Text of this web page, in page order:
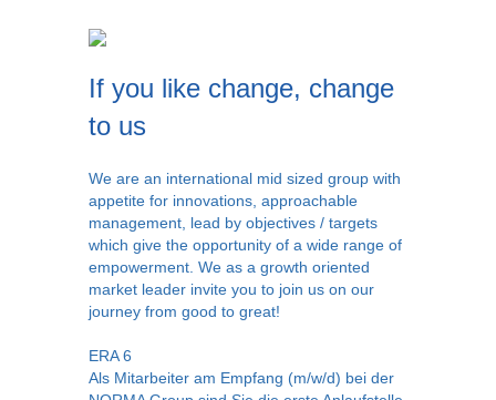
If you like change, change
to us
We are an international mid sized group with
appetite for innovations, approachable
management, lead by objectives / targets
which give the opportunity of a wide range of
empowerment. We as a growth oriented
market leader invite you to join us on our
journey from good to great!
ERA 6
Als Mitarbeiter am Empfang (m/w/d) bei der